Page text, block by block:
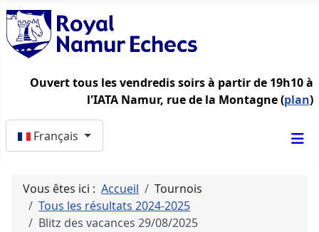
Ouvert tous les vendredis soirs à partir de 19h10 à
l'IATA Namur, rue de la Montagne (plan)
Français
Vous êtes ici : Accueil
Tournois
Tous les résultats 2024-2025
Blitz des vacances 29/08/2025